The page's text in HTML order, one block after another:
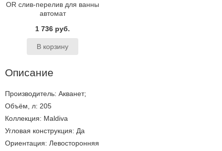
OR слив-перелив для ванны
автомат
1 736 руб.
Описание
Производитель: Акванет;
Объём, л: 205
Коллекция: Maldiva
Угловая конструкция: Да
Ориентация: Левосторонняя